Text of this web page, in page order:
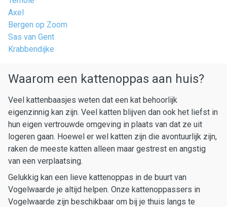
Axel
Bergen op Zoom
Sas van Gent
Krabbendijke
Waarom een kattenoppas aan huis?
Veel kattenbaasjes weten dat een kat behoorlijk
eigenzinnig kan zijn. Veel katten blijven dan ook het liefst in
hun eigen vertrouwde omgeving in plaats van dat ze uit
logeren gaan. Hoewel er wel katten zijn die avontuurlijk zijn,
raken de meeste katten alleen maar gestrest en angstig
van een verplaatsing.
Gelukkig kan een lieve kattenoppas in de buurt van
Vogelwaarde je altijd helpen. Onze kattenoppassers in
Vogelwaarde zijn beschikbaar om bij je thuis langs te